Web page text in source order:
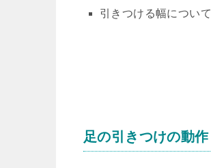
引きつける幅について
足の引きつけの動作